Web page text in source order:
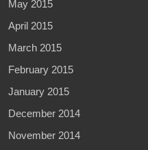
May 2015
April 2015
March 2015
February 2015
January 2015
December 2014
November 2014